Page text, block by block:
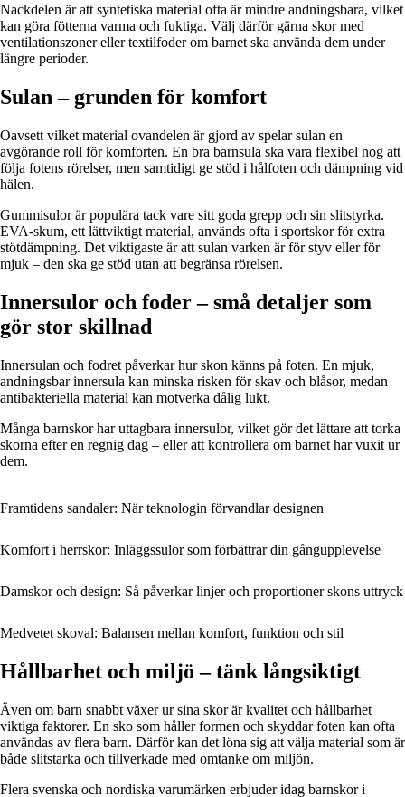
Nackdelen är att syntetiska material ofta är mindre andningsbara, vilket
kan göra fötterna varma och fuktiga. Välj därför gärna skor med
ventilationszoner eller textilfoder om barnet ska använda dem under
längre perioder.
Sulan – grunden för komfort
Oavsett vilket material ovandelen är gjord av spelar sulan en
avgörande roll för komforten. En bra barnsula ska vara flexibel nog att
följa fotens rörelser, men samtidigt ge stöd i hålfoten och dämpning vid
hälen.
Gummisulor är populära tack vare sitt goda grepp och sin slitstyrka.
EVA-skum, ett lättviktigt material, används ofta i sportskor för extra
stötdämpning. Det viktigaste är att sulan varken är för styv eller för
mjuk – den ska ge stöd utan att begränsa rörelsen.
Innersulor och foder – små detaljer som
gör stor skillnad
Innersulan och fodret påverkar hur skon känns på foten. En mjuk,
andningsbar innersula kan minska risken för skav och blåsor, medan
antibakteriella material kan motverka dålig lukt.
Många barnskor har uttagbara innersulor, vilket gör det lättare att torka
skorna efter en regnig dag – eller att kontrollera om barnet har vuxit ur
dem.
Framtidens sandaler: När teknologin förvandlar designen
Komfort i herrskor: Inläggssulor som förbättrar din gångupplevelse
Damskor och design: Så påverkar linjer och proportioner skons uttryck
Medvetet skoval: Balansen mellan komfort, funktion och stil
Hållbarhet och miljö – tänk långsiktigt
Även om barn snabbt växer ur sina skor är kvalitet och hållbarhet
viktiga faktorer. En sko som håller formen och skyddar foten kan ofta
användas av flera barn. Därför kan det löna sig att välja material som är
både slitstarka och tillverkade med omtanke om miljön.
Flera svenska och nordiska varumärken erbjuder idag barnskor i